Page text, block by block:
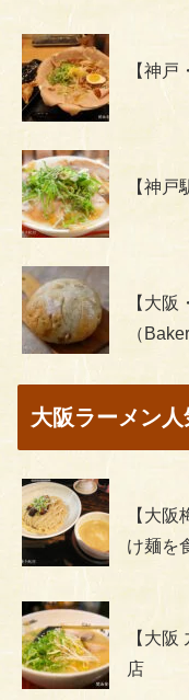
【神
【神
【大
（
大阪ラーメン
【大
け麺を
【大
店